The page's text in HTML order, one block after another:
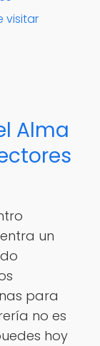
visitar
Alma
un
para
no es
hoy